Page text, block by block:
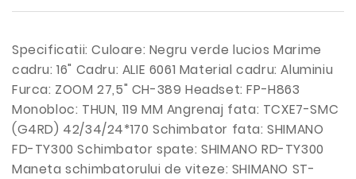
Specificatii: Culoare: Negru verde lucios Marime
cadru: 16" Cadru: ALIE 6061 Material cadru: Aluminiu
Furca: ZOOM 27,5" CH-389 Headset: FP-H863
Monobloc: THUN, 119 MM Angrenaj fata: TCXE7-SMC
(G4RD) 42/34/24*170 Schimbator fata: SHIMANO
FD-TY300 Schimbator spate: SHIMANO RD-TY300
Maneta schimbatorului de viteze: SHIMANO ST-